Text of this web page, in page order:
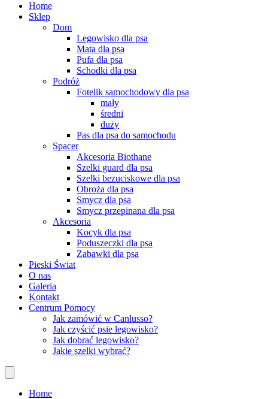
Home
Sklep
Dom
Legowisko dla psa
Mata dla psa
Pufa dla psa
Schodki dla psa
Podróż
Fotelik samochodowy dla psa
mały
średni
duży
Pas dla psa do samochodu
Spacer
Akcesoria Biothane
Szelki guard dla psa
Szelki bezuciskowe dla psa
Obroża dla psa
Smycz dla psa
Smycz przepinana dla psa
Akcesoria
Kocyk dla psa
Poduszeczki dla psa
Zabawki dla psa
Pieski Świat
O nas
Galeria
Kontakt
Centrum Pomocy
Jak zamówić w Canlusso?
Jak czyścić psie legowisko?
Jak dobrać legowisko?
Jakie szelki wybrać?
Home